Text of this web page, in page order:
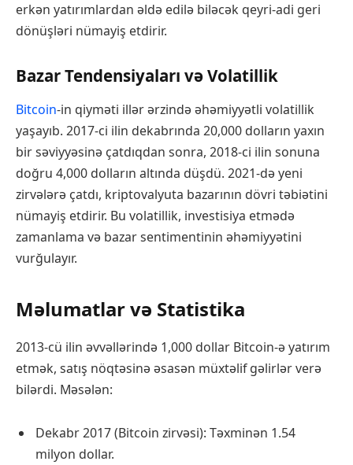
erkən yatırımlardan əldə edilə biləcək qeyri-adi geri
dönüşləri nümayiş etdirir.
Bazar Tendensiyaları və Volatillik
Bitcoin-in qiyməti illər ərzində əhəmiyyətli volatillik
yaşayıb. 2017-ci ilin dekabrında 20,000 dolların yaxın
bir səviyyəsinə çatdıqdan sonra, 2018-ci ilin sonuna
doğru 4,000 dolların altında düşdü. 2021-də yeni
zirvələrə çatdı, kriptovalyuta bazarının dövri təbiətini
nümayiş etdirir. Bu volatillik, investisiya etmədə
zamanlama və bazar sentimentinin əhəmiyyətini
vurğulayır.
Məlumatlar və Statistika
2013-cü ilin əvvəllərində 1,000 dollar Bitcoin-ə yatırım
etmək, satış nöqtəsinə əsasən müxtəlif gəlirlər verə
bilərdi. Məsələn:
Dekabr 2017 (Bitcoin zirvəsi): Təxminən 1.54
milyon dollar.